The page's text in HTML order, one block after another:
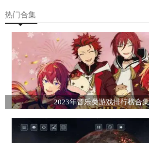
热门合集
2023年音乐类游戏排行榜合